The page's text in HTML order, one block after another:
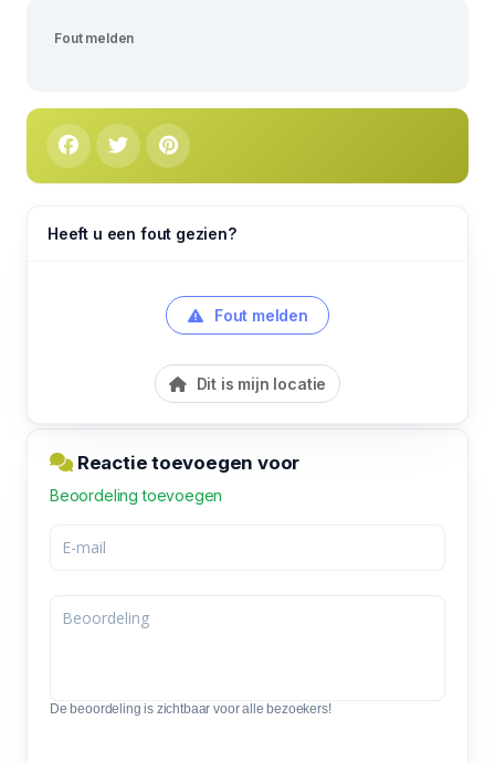
Fout melden
Heeft u een fout gezien?
Fout melden
Dit is mijn locatie
Reactie toevoegen voor
Beoordeling toevoegen
De beoordeling is zichtbaar voor alle bezoekers!